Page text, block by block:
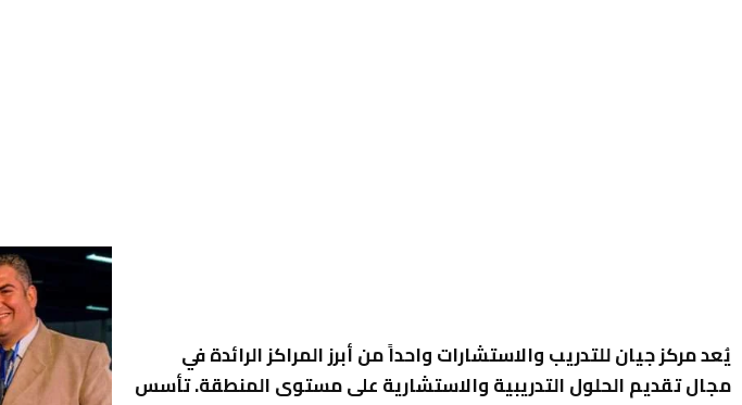
يُعد مركز جيان للتدريب والاستشارات واحداً من أبرز المراكز الرائدة في
مجال تقديم الحلول التدريبية والاستشارية على مستوى المنطقة. تأسس